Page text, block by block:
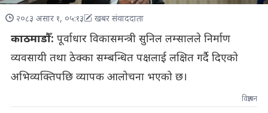
२०८३ असार १, ०५:१३ खबर संवाददाता
काठमाडौँ: पूर्वाधार विकासमन्त्री सुनिल लम्सालले निर्माण
व्यवसायी तथा ठेक्का सम्बन्धित पक्षलाई लक्षित गर्दै दिएको
अभिव्यक्तिपछि व्यापक आलोचना भएको छ।
विज्ञापन